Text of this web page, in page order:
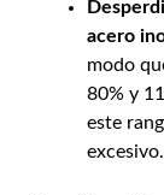
acero
modo
80% y
este
excesivo.